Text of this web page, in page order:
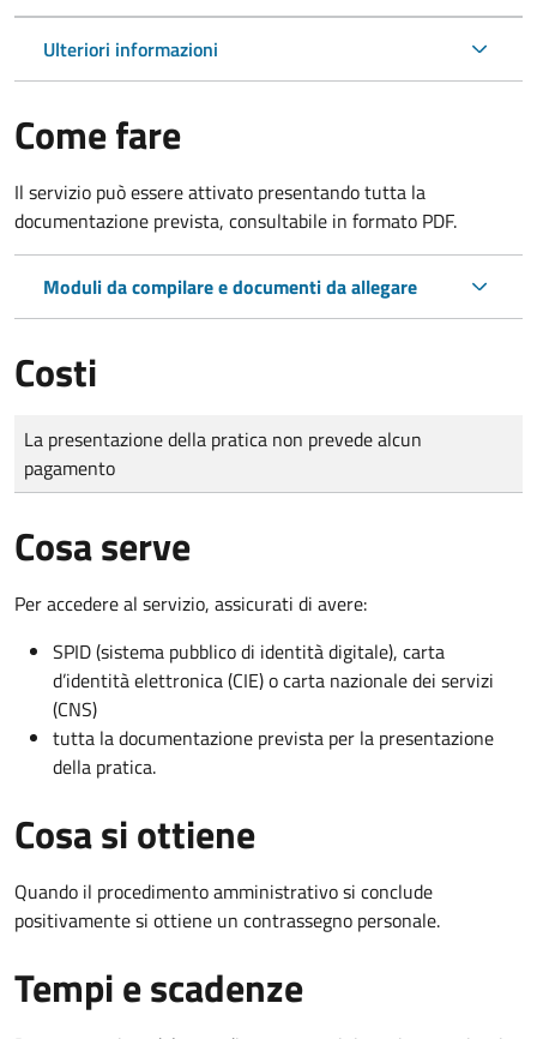
Ulteriori informazioni
Come fare
Il servizio può essere attivato presentando tutta la
documentazione prevista, consultabile in formato PDF.
Moduli da compilare e documenti da allegare
Costi
Tipo di pagamento
Importo
La presentazione della pratica non prevede alcun
pagamento
Cosa serve
Per accedere al servizio, assicurati di avere:
SPID (sistema pubblico di identità digitale), carta
d’identità elettronica (CIE) o carta nazionale dei servizi
(CNS)
tutta la documentazione prevista per la presentazione
della pratica.
Cosa si ottiene
Quando il procedimento amministrativo si conclude
positivamente si ottiene un contrassegno personale.
Tempi e scadenze